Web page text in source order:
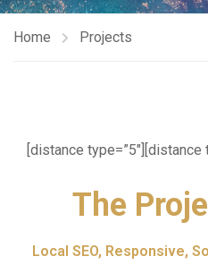
Home Projects
[distance type=”5″][distance
The
Local SEO, Responsive,